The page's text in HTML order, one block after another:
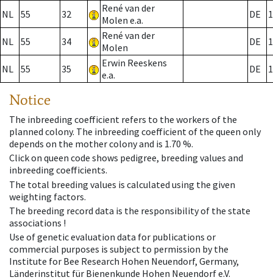
NL 55 32
René van der
Molen e.a.
DE
NL 55 34
René van der
Molen
DE
NL 55 35
Erwin Reeskens
e.a.
DE
Notice
The inbreeding coefficient refers to the workers of the
planned colony. The inbreeding coefficient of the queen only
depends on the mother colony and is 1.70 %.
Click on queen code shows pedigree, breeding values and
inbreeding coefficients.
The total breeding values is calculated using the given
weighting factors.
The breeding record data is the responsibility of the state
associations !
Use of genetic evaluation data for publications or
commercial purposes is subject to permission by the
Institute for Bee Research Hohen Neuendorf, Germany,
Länderinstitut für Bienenkunde Hohen Neuendorf e.V.